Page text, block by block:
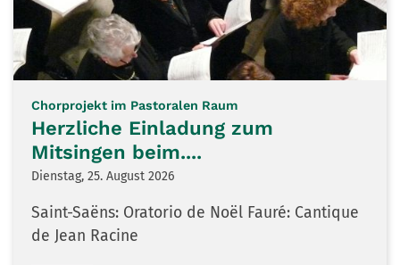
Chorprojekt im Pastoralen Raum
Herzliche Einladung zum
Mitsingen beim....
Dienstag, 25. August 2026
Saint-Saëns: Oratorio de Noël Fauré: Cantique
de Jean Racine